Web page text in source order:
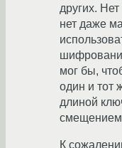
других.
нет даже
мог бы,
один и тот
длиной
смещением
К